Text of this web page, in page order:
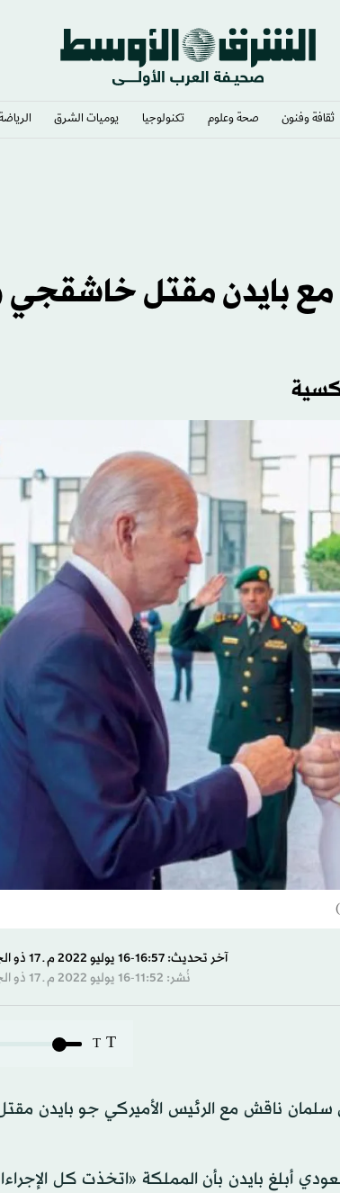
ثقافة وفنون صحة وعلوم تكنولوجيا يوميات الشرق​
بايدن مقتل خاشقجي
آخر تحديث: 16:57-16 يوليو 2022 م ـ 17 ذو الحِجّة 1443 هـ
نُشر: 11:52-16 يوليو 2022 م ـ 17 ذو الحِجّة 1443 هـ
T
T
ناقش مع الرئيس الأميركي جو بايدن
أبلغ بايدن بأن المملكة «اتخذت كل